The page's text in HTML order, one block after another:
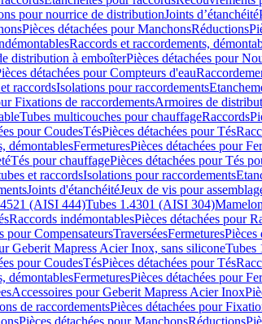
pour nourrice de distributionJoints d’étanchéité
Pièces détachées pour ManchonsRéductions
Raccords et raccordements,
distribution à emboîterPièces détachées pour
détachées pour Compteurs d'eau
raccordsIsolations pour raccordements
Fixations de raccordementsArmoires de
Tubes multicouches pour chauffageRaccords
pour CoudesTésPièces détachées pour Tés
démontablesFermeturesPièces détachées pour
Tés pour chauffagePièces détachées pour Tés
et raccordsIsolations pour raccordements
Joints d'étanchéitéJeux de vis pour
(AISI 444)Tubes 1.4301 (AISI 304)
Raccords indémontablesPièces détachées pour
pour CompensateursTraverséesFermeturesPièces
Geberit Mapress Acier Inox, sans siliconeTubes
pour CoudesTésPièces détachées pour Tés
démontablesFermeturesPièces détachées pour
Accessoires pour Geberit Mapress Acier Inox
de raccordementsPièces détachées pour
Pièces détachées pour ManchonsRéductions